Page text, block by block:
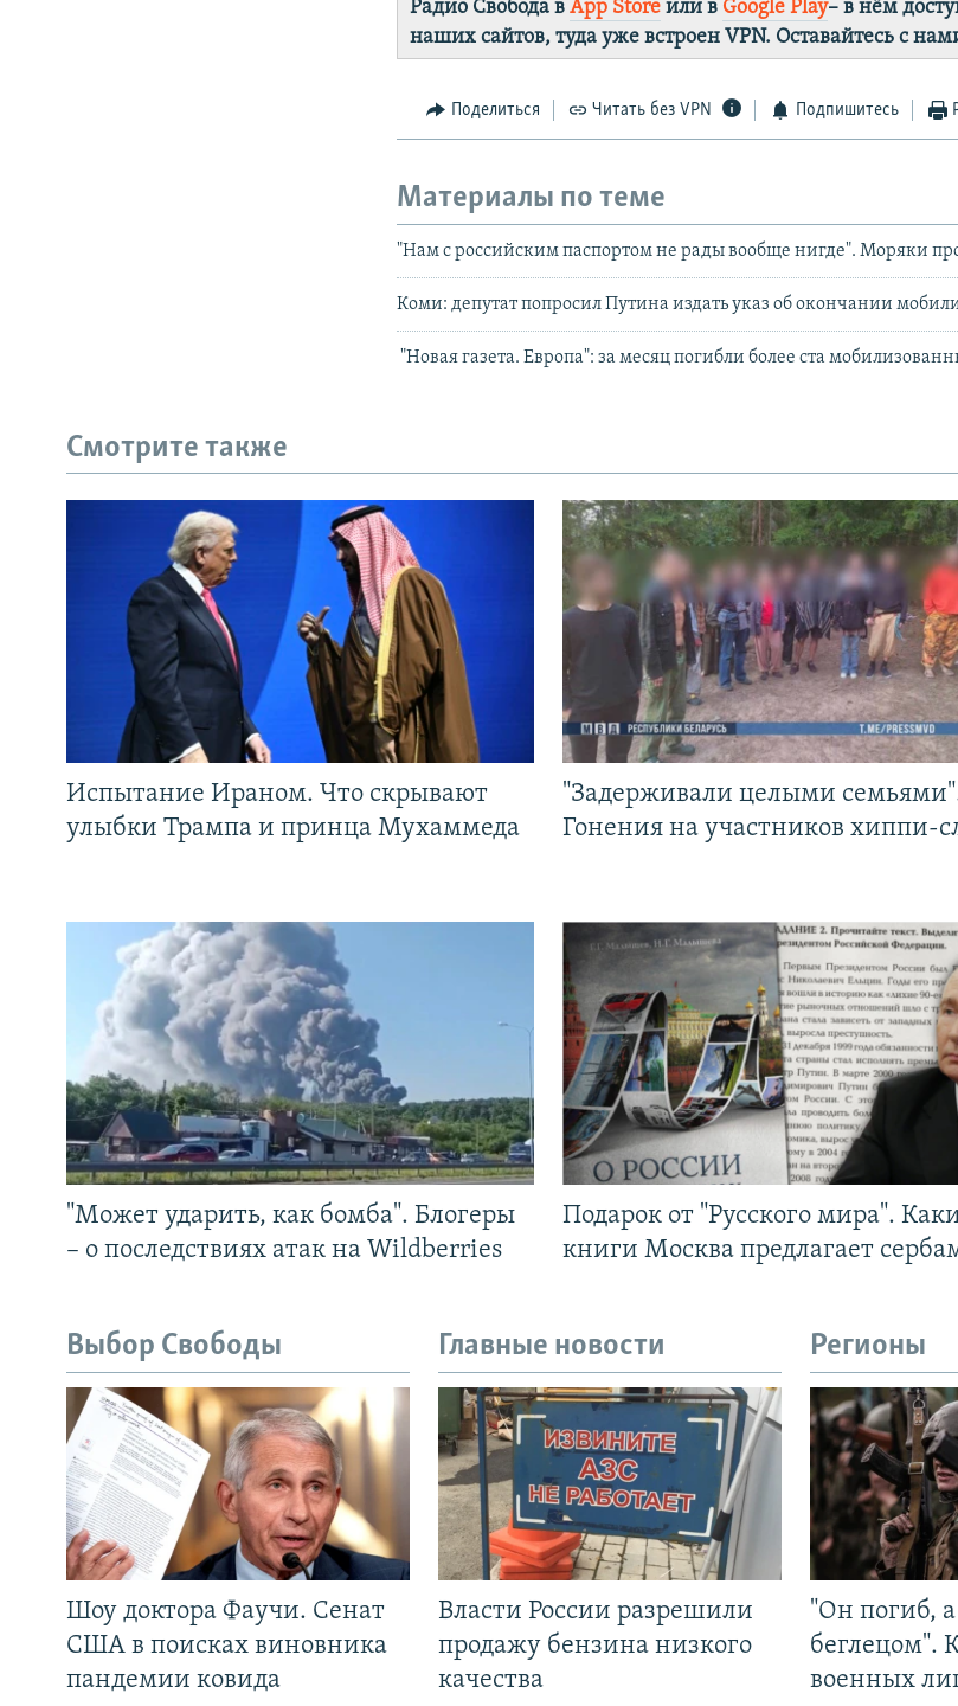
Радио Свобода вApp Store или в Google Play– в нём
наших сайтов, туда уже встроен VPN. Оставайтесь с
Поделиться Читать без VPN Подпишитесь
Материалы по теме
"Нам с российским паспортом не рады вообще нигде". Моряки
Коми: депутат попросил Путина издать указ об окончании
"Новая газета. Европа": за месяц погибли более ста
Смотрите также
Испытание Ираном. Что скрывают
улыбки Трампа и принца Мухаммеда
"Задерживали целыми
Гонения на участников хиппи-
"Может ударить, как бомба". Блогеры
– о последствиях атак на Wildberries
Подарок от "Русского мира".
книги Москва предлагает
Выбор Свободы
Шоу доктора Фаучи. Сенат
США в поисках виновника
пандемии ковида
Главные новости
Власти России разрешили
продажу бензина низкого
качества
Регионы
"Он погиб,
беглецом".
военных